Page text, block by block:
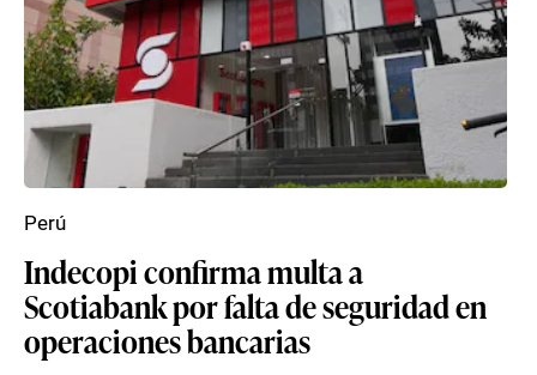
Indecopi confirma multa a
Scotiabank por falta de seguridad en
operaciones bancarias
Perú